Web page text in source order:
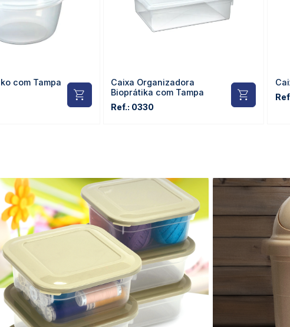
com Tampa
Caixa Organizadora
Bioprátika com Tampa
Ref.: 0330